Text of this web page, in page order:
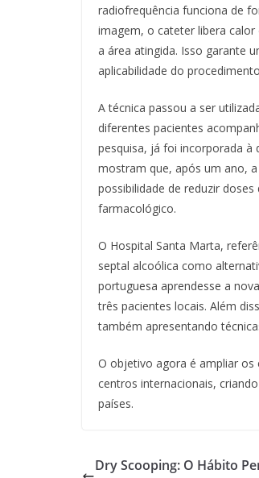
radiofrequência funciona de
imagem, o cateter libera
a área atingida. Isso garante
aplicabilidade do
A técnica passou a ser
diferentes pacientes
pesquisa, já foi incorporada à
mostram que, após um ano,
possibilidade de reduzir
farmacológico.
O Hospital Santa Marta,
septal alcoólica como
portuguesa aprendesse a
três pacientes locais. Além
também apresentando
O objetivo agora é ampliar os
centros internacionais,
países.
Dry Scooping: O Hábito